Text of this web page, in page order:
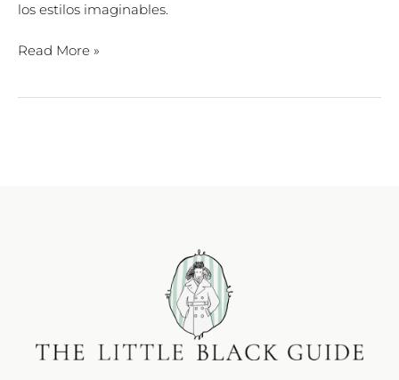
los estilos imaginables.
Read More »